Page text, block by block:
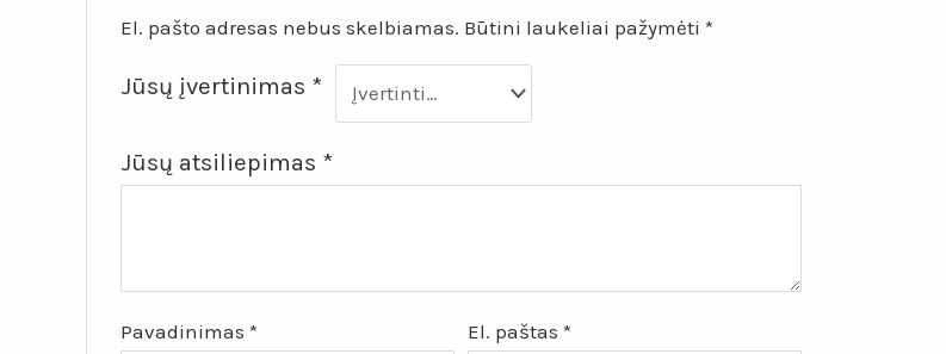
El. pašto adresas nebus skelbiamas. Būtini laukeliai pažymėti*
Jūsų įvertinimas *
Jūsų atsiliepimas *
Pavadinimas* El. paštas*